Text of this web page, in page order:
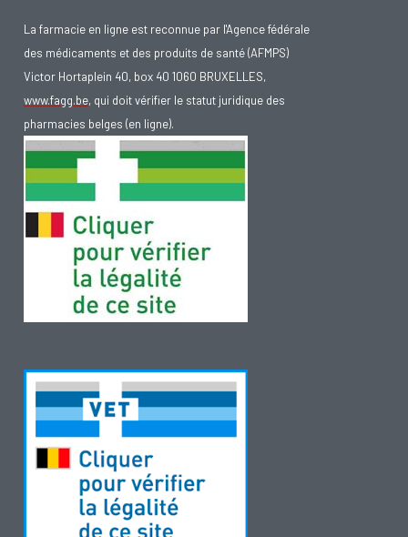
La farmacie en ligne est reconnue par l'Agence fédérale
des médicaments et des produits de santé (AFMPS)
Victor Hortaplein 40, box 40 1060 BRUXELLES,
www.fagg.be, qui doit vérifier le statut juridique des
pharmacies belges (en ligne).